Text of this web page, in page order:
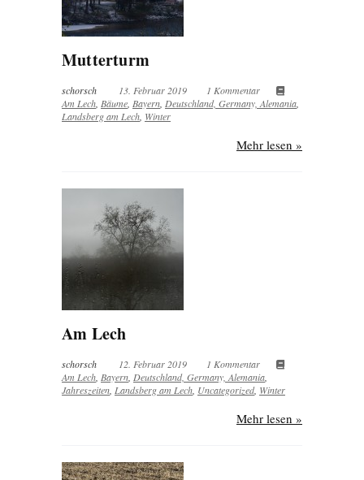
Mutterturm
schorsch 13. Februar 2019
1 Kommentar
Am Lech Bäume Bayern Deutschland, Germany, Alemania
Landsberg am Lech Winter
Mehr lesen »
Am Lech
schorsch 12. Februar 2019
1 Kommentar
Am Lech Bayern Deutschland, Germany, Alemania
Jahreszeiten Landsberg am Lech Uncategorized, Winter
Mehr lesen »